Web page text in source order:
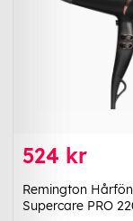
524 kr
Remington
Supercare PRO